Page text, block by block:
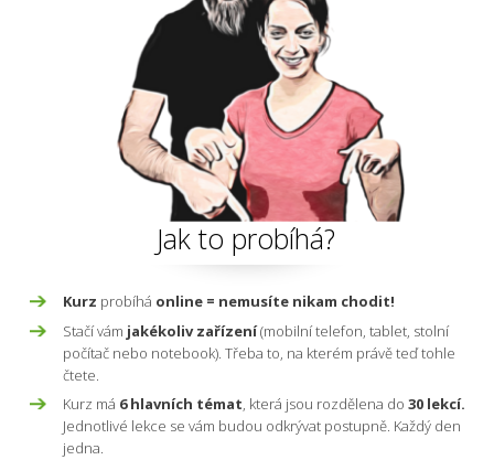
Jak to probíhá?
Kurz probíhá online = nemusíte nikam chodit!
Stačí vám jakékoliv zařízení(mobilní telefon, tablet, stolní
počítač nebo notebook). Třeba to, na kterém právě teď tohle
čtete.
Kurz má 6 hlavních témat, která jsou rozdělena do 30 lekcí.
Jednotlivé lekce se vám budou odkrývat postupně. Každý den
jedna.